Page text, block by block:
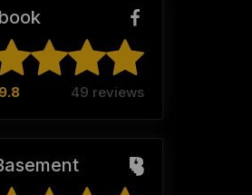
9.8 49 reviews